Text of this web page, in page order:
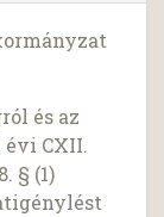
és az
évi CXII.
§ (1)